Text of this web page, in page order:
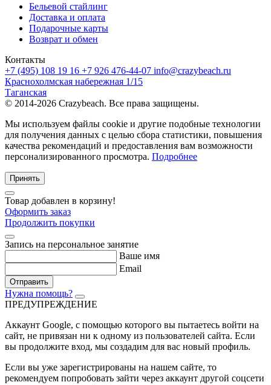
Бельевой стайлинг
Доставка и оплата
Подарочные карты
Возврат и обмен
Контакты
+7 (495) 108 19 16 +7 926 476-44-07 info@crazybeach.ru
Краснохолмская набережная 1/15
Таганская
© 2014-2026 Crazybeach. Все права защищены.
Мы используем файлы cookie и другие подобные технологии
для получения данных с целью сбора статистики, повышения
качества рекомендаций и предоставления вам возможности
персонализированного просмотра. Подробнее
Принять
Товар добавлен в корзину!
Оформить заказ
Продолжить покупки
Запись на персональное занятие
Ваше имя
Email
Отправить
Нужна помощь?
ПРЕДУПРЕЖДЕНИЕ
Аккаунт Google, с помощью которого вы пытаетесь войти на
сайт, не привязан ни к одному из пользователей сайта. Если
вы продолжите вход, мы создадим для вас новый профиль.
Если вы уже зарегистрированы на нашем сайте, то
рекомендуем попробовать зайти через аккаунт другой соцсети